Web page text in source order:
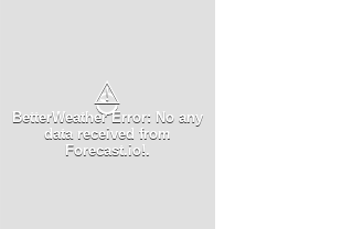
⚠
BetterWeather Error: No any
data received from
Forecast.io!.